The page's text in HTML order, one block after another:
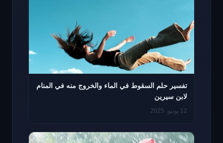
تفسير حلم السقوط في الماء والخروج منه في المنام
لابن سيرين
12 يونيو، 2025